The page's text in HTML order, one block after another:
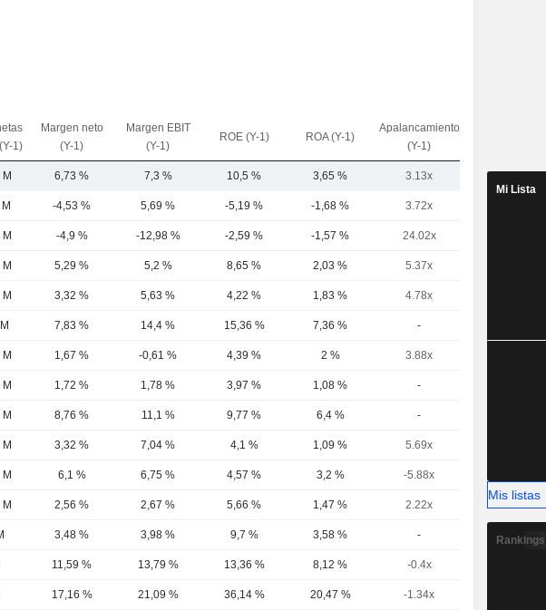
(Y-1)
Margen neto
(Y-1)
Margen EBIT
(Y-1)
ROE (Y-1) ROA (Y-1)
Apalancamiento
(Y-1)
6,73 % 7,3 % 10,5 % 3,65 % 3.13x
-4,53 % 5,69 % -5,19 % -1,68 % 3.72x
-4,9 % -12,98 % -2,59 % -1,57 % 24.02x
5,29 % 5,2 % 8,65 % 2,03 % 5.37x
3,32 % 5,63 % 4,22 % 1,83 % 4.78x
7,83 % 14,4 % 15,36 % 7,36 % -
1,67 % -0,61 % 4,39 % 2 % 3.88x
1,72 % 1,78 % 3,97 % 1,08 % -
8,76 % 11,1 % 9,77 % 6,4 % -
3,32 % 7,04 % 4,1 % 1,09 % 5.69x
6,1 % 6,75 % 4,57 % 3,2 % -5.88x
2,56 % 2,67 % 5,66 % 1,47 % 2.22x
3,48 % 3,98 % 9,7 % 3,58 % -
11,59 % 13,79 % 13,36 % 8,12 % -0.4x
17,16 % 21,09 % 36,14 % 20,47 % -1.34x
Mi Lista
Mis listas
Rankings